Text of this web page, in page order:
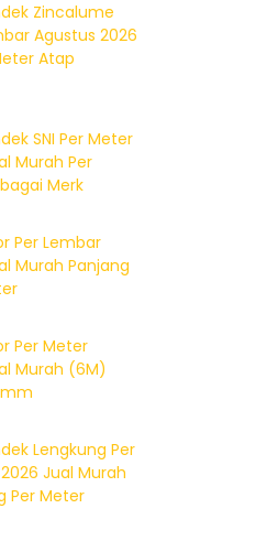
Zincalume
Agustus 2026
Atap
SNI Per Meter
Murah Per
Merk
Per Lembar
Murah Panjang
Per Meter
Murah (6M)
Lengkung Per
Jual Murah
Per Meter